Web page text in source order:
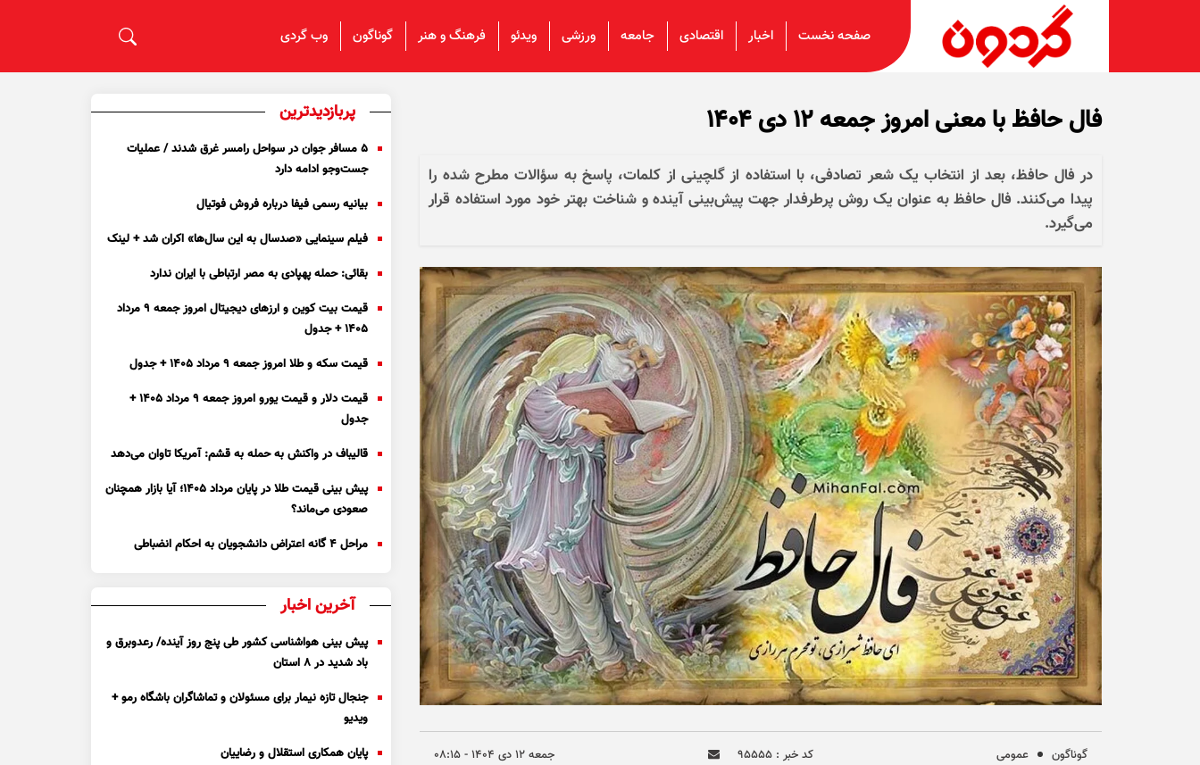
صفحه نخست اخبار اقتصادی جامعه ورزشی ویدئو فرهنگ و هنر گوناگون وب گردی
فال حافظ با معنی امروز جمعه ۱۲ دی ۱۴۰۴
در فال حافظ، بعد از انتخاب یک شعر تصادفی، با استفاده از گلچینی از کلمات، پاسخ به سؤالات مطرح شده را
پیدا می‌کنند. فال حافظ به عنوان یک روش پرطرفدار جهت پیش‌بینی آینده و شناخت بهتر خود مورد استفاده قرار
می‌گیرد.
گوناگون عمومی کد خبر : ۹۵۵۵۵ جمعه ۱۲ دی ۱۴۰۴ - ۰۸:۱۵
پربازدیدترین
۵ مسافر جوان در سواحل رامسر غرق شدند / عملیات
جست‌و‌جو ادامه دارد
بیانیه رسمی فیفا درباره فروش فوتیال
فیلم سینمایی «صدسال به این سال‌ها» اکران شد + لینک
بقائی: حمله پهپادی به مصر ارتباطی با ایران ندارد
قیمت بیت کوین و ارز‌های دیجیتال امروز جمعه ۹ مرداد
۱۴۰۵ + جدول
قیمت سکه و طلا امروز جمعه ۹ مرداد ۱۴۰۵ + جدول
قیمت دلار و قیمت یورو امروز جمعه ۹ مرداد ۱۴۰۵ +
جدول
قالیباف در واکنش به حمله به قشم: آمریکا تاوان می‌دهد
پیش بینی قیمت طلا در پایان مرداد 1405؛ آیا بازار همچنان
صعودی می‌ماند؟
مراحل ۴ گانه اعتراض دانشجویان به احکام انضباطی
آخرین اخبار
پیش بینی هواشناسی کشور طی پنج روز آینده/ رعدوبرق و
باد شدید در ۸ استان
جنجال تازه نیمار برای مسئولان و تماشاگران باشگاه رمو +
ویدیو
پایان همکاری استقلال و رضاییان